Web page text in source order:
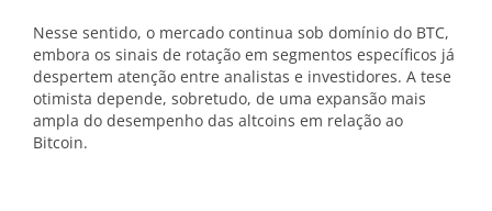
Nesse sentido, o mercado continua sob domínio do BTC,
embora os sinais de rotação em segmentos específicos já
despertem atenção entre analistas e investidores. A tese
otimista depende, sobretudo, de uma expansão mais
ampla do desempenho das altcoins em relação ao
Bitcoin.